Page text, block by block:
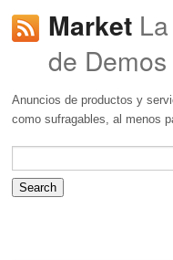
MarketLa
de Demos
Anuncios de productos y
como sufragables, al menos